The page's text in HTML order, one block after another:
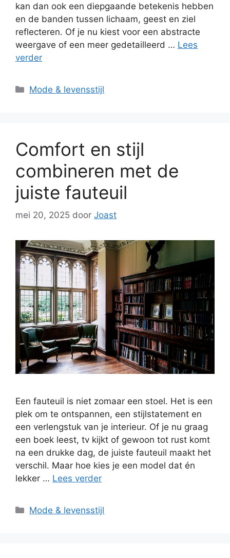
kan dan ook een diepgaande betekenis hebben
en de banden tussen lichaam, geest en ziel
reflecteren. Of je nu kiest voor een abstracte
weergave of een meer gedetailleerd … Lees
verder
Categorieën
Mode & levensstijl
Comfort en stijl
combineren met de
juiste fauteuil
mei 20, 2025 door Joast
Een fauteuil is niet zomaar een stoel. Het is een
plek om te ontspannen, een stijlstatement en
een verlengstuk van je interieur. Of je nu graag
een boek leest, tv kijkt of gewoon tot rust komt
na een drukke dag, de juiste fauteuil maakt het
verschil. Maar hoe kies je een model dat én
lekker … Lees verder
Categorieën
Mode & levensstijl